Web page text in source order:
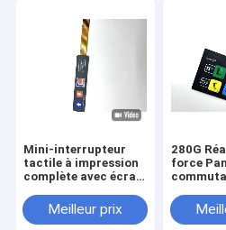
Mini-interrupteur
tactile à impression
complète avec écran
MilkyMeilleur prix
280G
force
mm
dispositif